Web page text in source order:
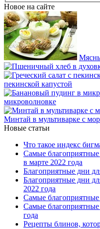
Новое на сайте
пекинской капустой
микроволновке
Минтай в мультиварке с
Новые статьи
Что такое индекс
Самые
в марте 2022 года
Благоприятные дни
Благоприятные дни
2022 года
Самые благоприятные
Самые благоприятные
года
Рецепты блинов,